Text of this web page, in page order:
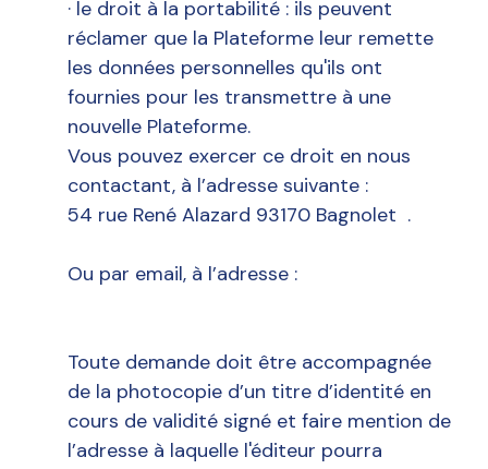
· le droit à la portabilité : ils peuvent
réclamer que la Plateforme leur remette
les données personnelles qu'ils ont
fournies pour les transmettre à une
nouvelle Plateforme.
Vous pouvez exercer ce droit en nous
contactant, à l’adresse suivante :
54 rue René Alazard 93170 Bagnolet .
Ou par email, à l’adresse :
Toute demande doit être accompagnée
de la photocopie d’un titre d’identité en
cours de validité signé et faire mention de
l’adresse à laquelle l'éditeur pourra